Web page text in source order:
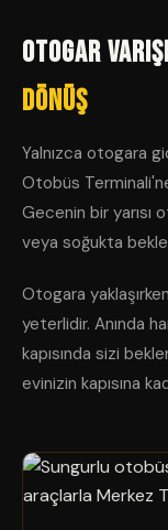
Otogar
Dönüş
Yalnızca otogara
Otobüs
Gecenin bir yarısı
veya soğukta
Otogara
yeterlidir. Anında
kapısında sizi
evinizin kapısına